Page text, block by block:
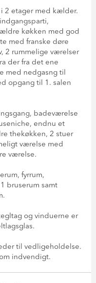
2 etager med kælder.
køkken med god
med franske døre
2 rummelige værelser
der fra det ene
med nedgasng til
opgang til 1. salen
badeværelse
endnu et
thekøkken, 2 stuer
værelse med
værelse.
fyrrum,
bruserum samt
og vinduerne er
til vedligeholdelse.
indvendigt.